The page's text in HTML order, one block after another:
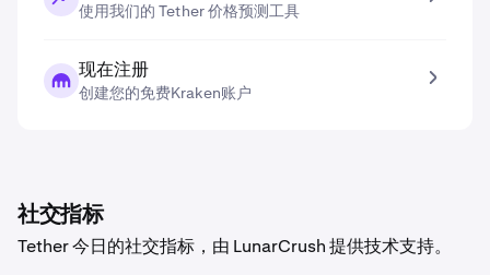
使用我们的 Tether 价格预测工具
现在注册
创建您的免费Kraken账户
社交指标
Tether 今日的社交指标，由 LunarCrush 提供技术支持。